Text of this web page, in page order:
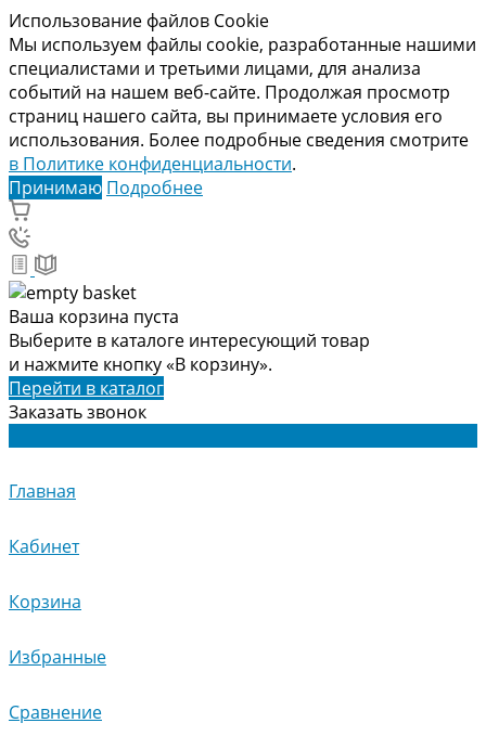
Использование файлов Cookie
Мы используем файлы cookie, разработанные нашими
специалистами и третьими лицами, для анализа
событий на нашем веб-сайте. Продолжая просмотр
страниц нашего сайта, вы принимаете условия его
использования. Более подробные сведения смотрите
в Политике конфиденциальности.
Принимаю Подробнее
Ваша корзина пуста
Выберите в каталоге интересующий товар
и нажмите кнопку «В корзину».
Перейти в каталог
Заказать звонок
Главная
Кабинет
Корзина
Избранные
Сравнение